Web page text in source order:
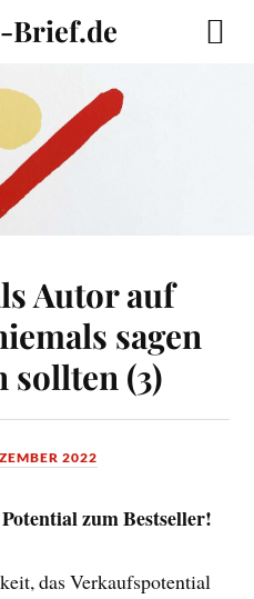
Brief.de
Autor auf
sagen
sollten (3)
2022
zum Bestseller!
das Verkaufspotential